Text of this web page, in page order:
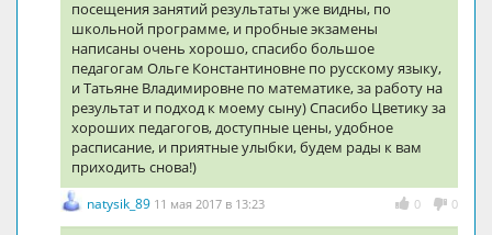
посещения занятий результаты уже видны, по
школьной программе, и пробные экзамены
написаны очень хорошо, спасибо большое
педагогам Ольге Константиновне по русскому языку,
и Татьяне Владимировне по математике, за работу на
результат и подход к моему сыну) Спасибо Цветику за
хороших педагогов, доступные цены, удобное
расписание, и приятные улыбки, будем рады к вам
приходить снова!)
0 0
natysik_89 11 мая 2017 в 13:23